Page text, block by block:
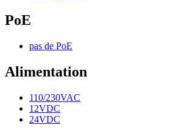
PoE
pas de PoE
Alimentation
110/230VAC
12VDC
24VDC